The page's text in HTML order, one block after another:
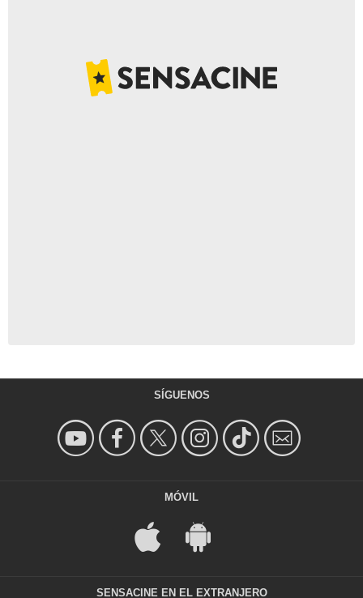
SÍGUENOS
MÓVIL
SENSACINE EN EL EXTRANJERO